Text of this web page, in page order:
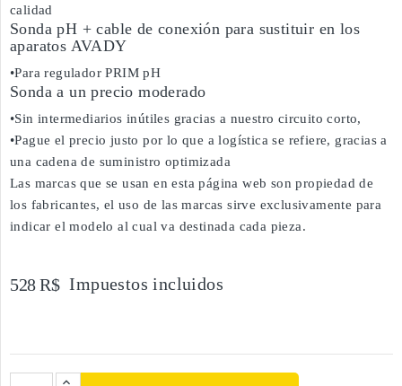
calidad
Sonda pH + cable de conexión para sustituir en los
aparatos AVADY
•Para regulador PRIM pH
Sonda a un precio moderado
•Sin intermediarios inútiles gracias a nuestro circuito corto,
•Pague el precio justo por lo que a logística se refiere, gracias a
una cadena de suministro optimizada
Las marcas que se usan en esta página web son propiedad de
los fabricantes, el uso de las marcas sirve exclusivamente para
indicar el modelo al cual va destinada cada pieza.
528 R$ Impuestos incluidos